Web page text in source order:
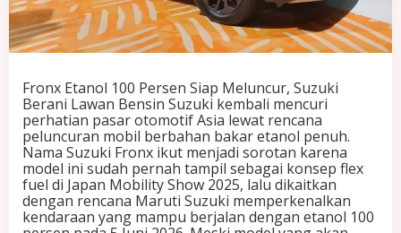
a
p
l
u
n
c
u
r
,
S
u
Fronx Etanol 100 Persen Siap Meluncur, Suzuki
Berani Lawan Bensin Suzuki kembali mencuri
perhatian pasar otomotif Asia lewat rencana
peluncuran mobil berbahan bakar etanol penuh.
Nama Suzuki Fronx ikut menjadi sorotan karena
model ini sudah pernah tampil sebagai konsep flex
fuel di Japan Mobility Show 2025, lalu dikaitkan
dengan rencana Maruti Suzuki memperkenalkan
kendaraan yang mampu berjalan dengan etanol 100